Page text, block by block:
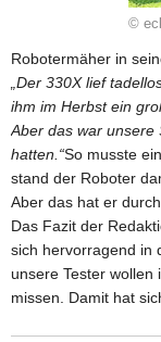
©
Robotermäher in
„Der 330X lief
ihm im Herbst ein
Aber das war unsere
hatten.“So musste
stand der Roboter
Aber das hat er
Das Fazit der
sich hervorragend in
unsere Tester
missen. Damit hat